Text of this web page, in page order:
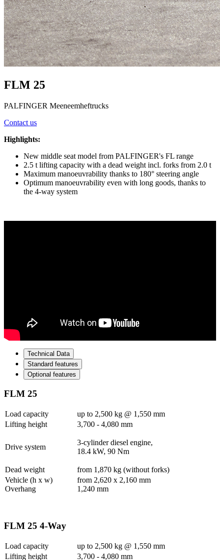
FLM 25
PALFINGER Meeneemheftrucks
Contact us
Highlights:
New middle seat model from PALFINGER's FL range
2.5 t lifting capacity with a dead weight incl. forks from 2.0 t
Maximum manoeuvrability thanks to 180° steering angle
Optimum manoeuvrability even with long goods, thanks to
the 4-way system
Technical Data
Standard features
Optional features
FLM 25
Load capacity
up to 2,500 kg @ 1,550 mm
Lifting height
3,700 - 4,080 mm
Drive system
3-cylinder diesel engine,
18.4 kW, 90 Nm
Dead weight
from 1,870 kg (without forks)
Vehicle (h x w)
Overhang
from 2,620 x 2,160 mm
1,240 mm
FLM 25 4-Way
Load capacity
up to 2,500 kg @ 1,550 mm
Lifting height
3,700 - 4,080 mm